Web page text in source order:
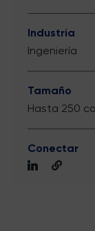
Industria
Ingeniería
Tamaño
Hasta 250
Conectar